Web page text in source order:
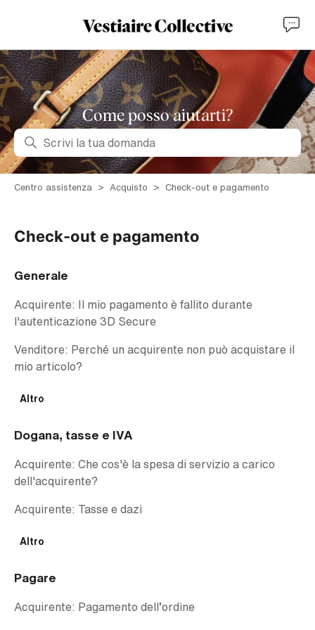
Come posso aiutarti?
Ricerca
Centro assistenza Acquisto Check-out e pagamento
Generale
Acquirente: Il mio pagamento è fallito durante
l'autenticazione 3D Secure
Venditore: Perché un acquirente non può acquistare il
mio articolo?
Altro
Dogana, tasse e IVA
Acquirente: Che cos'è la spesa di servizio a carico
dell'acquirente?
Acquirente: Tasse e dazi
Altro
Pagare
Acquirente: Pagamento dell’ordine
Check-out e pagamento